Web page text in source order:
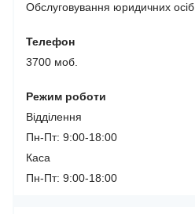
Обслуговування юридичних осіб
Телефон
3700 моб.
Режим роботи
Відділення
Пн-Пт: 9:00-18:00
Каса
Пн-Пт: 9:00-18:00